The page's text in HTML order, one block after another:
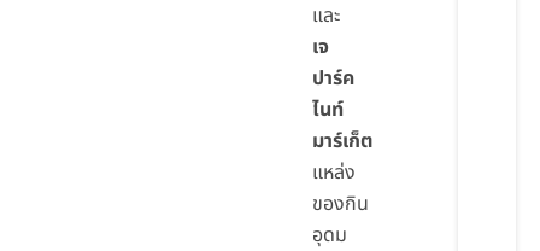
และ
เจ
ปาร์ค
ไนท์
มาร์เก็ต
แหล่ง
ของกิน
อุดม